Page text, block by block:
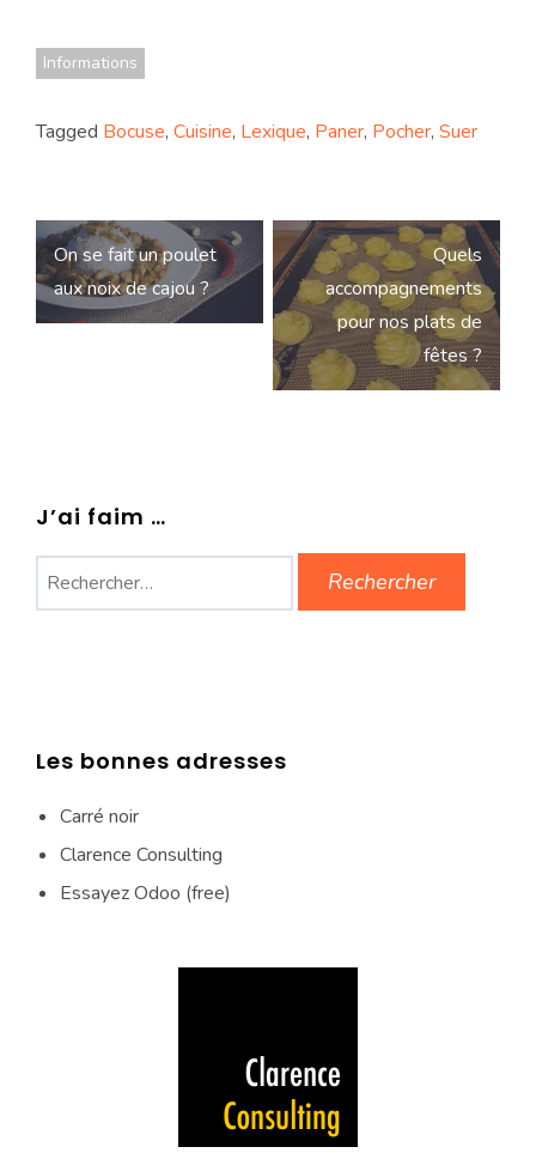
Informations
Tagged Bocuse, Cuisine, Lexique, Paner, Pocher, Suer
Navigation
de
l’article
On se fait un poulet
aux noix de cajou ?
Quels
accompagnements
pour nos plats de
fêtes ?
J’ai faim …
Les bonnes adresses
Carré noir
Clarence Consulting
Essayez Odoo (free)